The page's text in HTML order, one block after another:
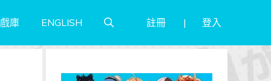
庫 ENGLISH 註冊 登入